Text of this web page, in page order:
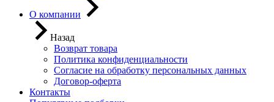
О компании
Назад
Возврат товара
Политика конфиденциальности
Согласие на обработку персональных данных
Договор-оферта
Контакты